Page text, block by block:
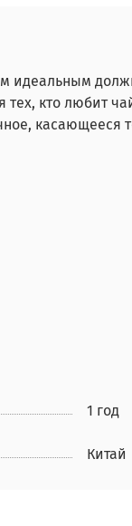
идеальным
кто любит
касающееся
1 год
Китай